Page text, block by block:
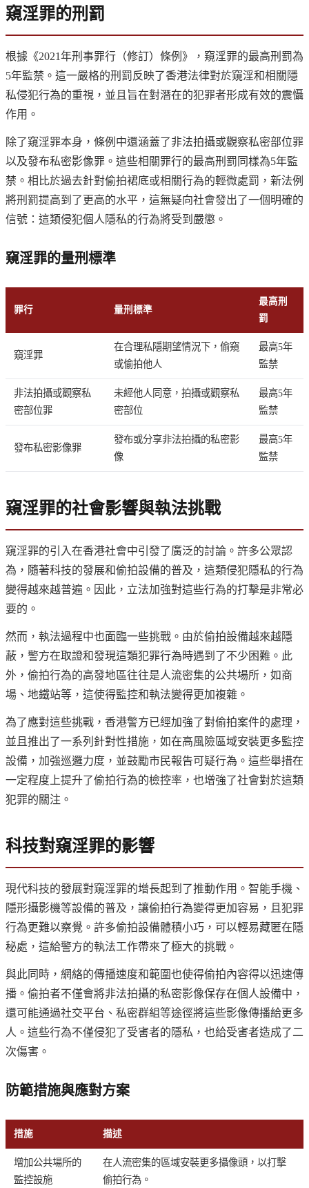
窺淫罪的刑罰
根據《2021年刑事罪行（修訂）條例》，窺淫罪的最高刑罰為
5年監禁。這一嚴格的刑罰反映了香港法律對於窺淫和相關隱
私侵犯行為的重視，並且旨在對潛在的犯罪者形成有效的震懾
作用。
除了窺淫罪本身，條例中還涵蓋了非法拍攝或觀察私密部位罪
以及發布私密影像罪。這些相關罪行的最高刑罰同樣為5年監
禁。相比於過去針對偷拍裙底或相關行為的輕微處罰，新法例
將刑罰提高到了更高的水平，這無疑向社會發出了一個明確的
信號：這類侵犯個人隱私的行為將受到嚴懲。
窺淫罪的量刑標準
罪行 量刑標準
最高刑
罰
窺淫罪
在合理私隱期望情況下，偷窺
或偷拍他人
最高5年
監禁
非法拍攝或觀察私
密部位罪
未經他人同意，拍攝或觀察私
密部位
最高5年
監禁
發布私密影像罪
發布或分享非法拍攝的私密影
像
最高5年
監禁
窺淫罪的社會影響與執法挑戰
窺淫罪的引入在香港社會中引發了廣泛的討論。許多公眾認
為，隨著科技的發展和偷拍設備的普及，這類侵犯隱私的行為
變得越來越普遍。因此，立法加強對這些行為的打擊是非常必
要的。
然而，執法過程中也面臨一些挑戰。由於偷拍設備越來越隱
蔽，警方在取證和發現這類犯罪行為時遇到了不少困難。此
外，偷拍行為的高發地區往往是人流密集的公共場所，如商
場、地鐵站等，這使得監控和執法變得更加複雜。
為了應對這些挑戰，香港警方已經加強了對偷拍案件的處理，
並且推出了一系列針對性措施，如在高風險區域安裝更多監控
設備，加強巡邏力度，並鼓勵市民報告可疑行為。這些舉措在
一定程度上提升了偷拍行為的檢控率，也增強了社會對於這類
犯罪的關注。
科技對窺淫罪的影響
現代科技的發展對窺淫罪的增長起到了推動作用。智能手機、
隱形攝影機等設備的普及，讓偷拍行為變得更加容易，且犯罪
行為更難以察覺。許多偷拍設備體積小巧，可以輕易藏匿在隱
秘處，這給警方的執法工作帶來了極大的挑戰。
與此同時，網絡的傳播速度和範圍也使得偷拍內容得以迅速傳
播。偷拍者不僅會將非法拍攝的私密影像保存在個人設備中，
還可能通過社交平台、私密群組等途徑將這些影像傳播給更多
人。這些行為不僅侵犯了受害者的隱私，也給受害者造成了二
次傷害。
防範措施與應對方案
措施 描述
增加公共場所的
監控設施
在人流密集的區域安裝更多攝像頭，以打擊
偷拍行為。